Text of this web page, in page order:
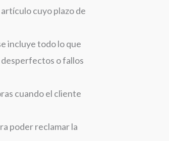
cuyo plazo de
incluye todo lo que
desperfectos o fallos
cuando el cliente
poder reclamar la